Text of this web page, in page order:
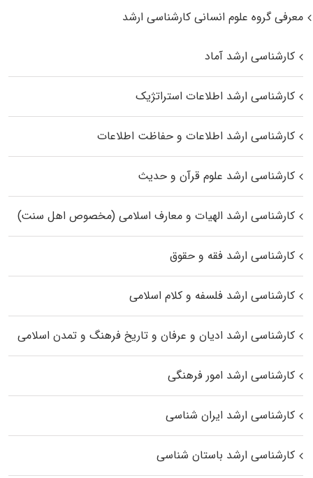
معرفی گروه علوم انسانی کارشناسی ارشد
کارشناسی ارشد آماد
کارشناسی ارشد اطلاعات استراتژیک
کارشناسی ارشد اطلاعات و حفاظت اطلاعات
کارشناسی ارشد علوم قرآن و حدیث
کارشناسی ارشد الهیات و معارف اسلامی (مخصوص اهل سنت)
کارشناسی ارشد فقه و حقوق
کارشناسی ارشد فلسفه و کلام اسلامی
کارشناسی ارشد ادیان و عرفان و تاریخ فرهنگ و تمدن اسلامی
کارشناسی ارشد امور فرهنگی
کارشناسی ارشد ایران شناسی
کارشناسی ارشد باستان شناسی